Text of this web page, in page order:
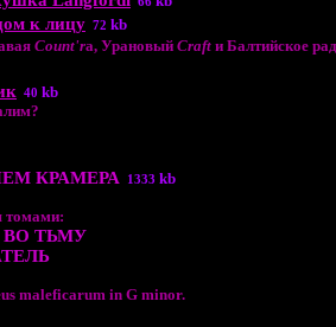
к лицу 72 kb
Count'ra, Урановый Craft и Балтийское
40 kb
КРАМЕРА 1333 kb
ТЬМУ
maleficarum in G minor.